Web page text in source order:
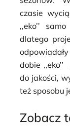
czasie
,,eko’’
dlatego
dobie
do jakości,
też sposobu
Zobacz